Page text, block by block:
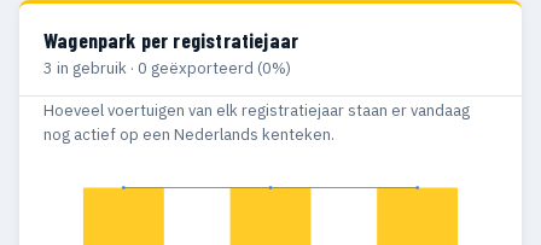
Wagenpark per registratiejaar
3 in gebruik · 0 geëxporteerd (0%)
Hoeveel voertuigen van elk registratiejaar staan er vandaag
nog actief op een Nederlands kenteken.